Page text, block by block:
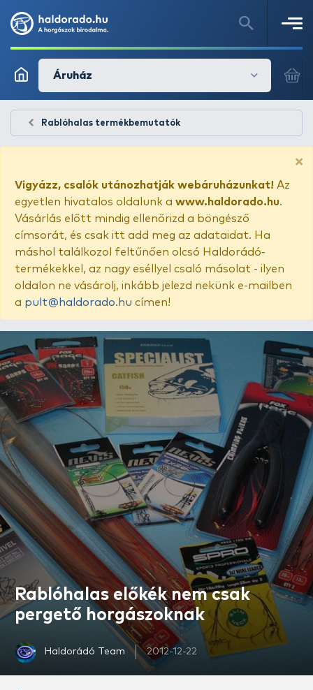
Áruház
Rablóhalas termékbemutatók
×
Vigyázz, csalók utánozhatják webáruházunkat! Az
egyetlen hivatalos oldalunk a www.haldorado.hu.
Vásárlás előtt mindig ellenőrizd a böngésző
címsorát, és csak itt add meg az adataidat. Ha
máshol találkozol feltűnően olcsó Haldorádó-
termékekkel, az nagy eséllyel csaló másolat - ilyen
oldalon ne vásárolj, inkább jelezd nekünk e-mailben
a pult@haldorado.hu címen!
Rablóhalas előkék nem csak
pergető horgászoknak
Haldorádó Team 2012-12-22